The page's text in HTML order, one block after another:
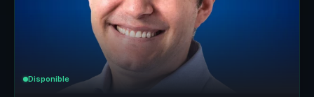
Disponible